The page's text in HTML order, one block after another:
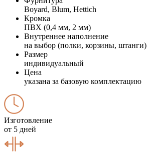
Boyard, Blum, Hettich
Кромка
ПВХ (0,4 мм, 2 мм)
Внутреннее наполнение
на выбор (полки, корзины, штанги)
Размер
индивидуальный
Цена
указана за базовую комплектацию
Изготовление
от 5 дней